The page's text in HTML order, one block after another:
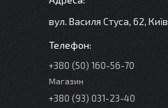
вул. Василя Стуса, 62,
+380 (50) 160-56-70
Магазин
+380 (93) 031-23-40